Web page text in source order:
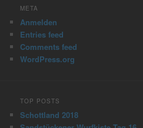
META
Anmelden
Entries feed
Comments feed
WordPress.org
TOP POSTS
Schottland 2018